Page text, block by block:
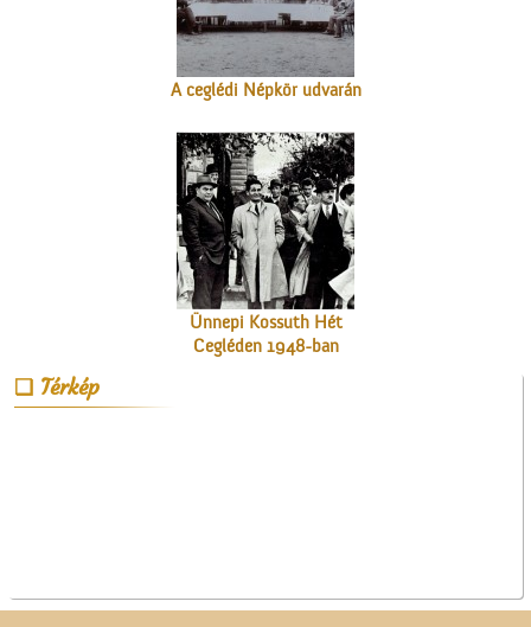
A ceglédi Népkör udvarán
Ünnepi Kossuth Hét
Cegléden 1948-ban
Térkép